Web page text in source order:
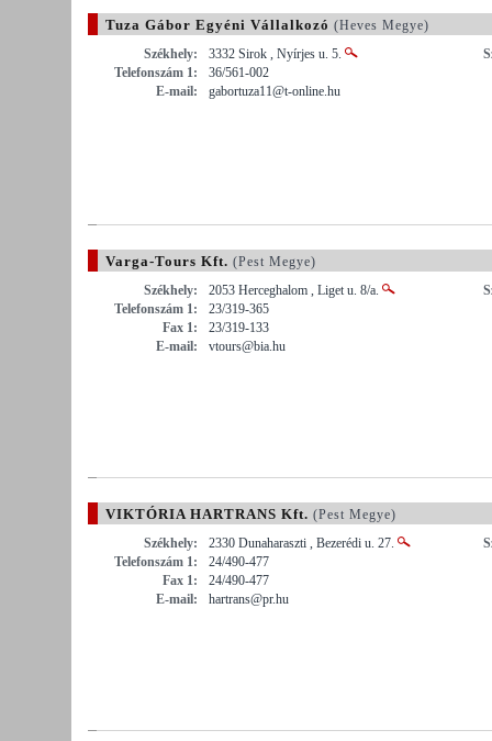
Tuza Gábor Egyéni Vállalkozó (Heves Megye)
Székhely:
3332 Sirok , Nyírjes u. 5.
Telefonszám 1:
36/561-002
E-mail:
gabortuza11@t-online.hu
Varga-Tours Kft. (Pest Megye)
Székhely:
2053 Herceghalom , Liget u. 8/a.
Telefonszám 1:
23/319-365
Fax 1:
23/319-133
E-mail:
vtours@bia.hu
VIKTÓRIA HARTRANS Kft. (Pest Megye)
Székhely:
2330 Dunaharaszti , Bezerédi u. 27.
Telefonszám 1:
24/490-477
Fax 1:
24/490-477
E-mail:
hartrans@pr.hu